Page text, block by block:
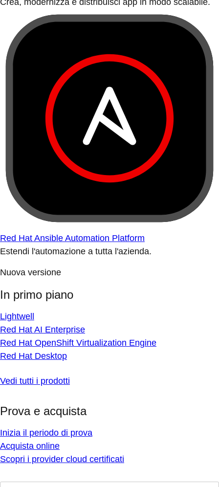
Crea, modernizza e distribuisci app in modo scalabile.
Red Hat Ansible Automation Platform
Estendi l'automazione a tutta l'azienda.
Nuova versione
In primo piano
Lightwell
Red Hat AI Enterprise
Red Hat OpenShift Virtualization Engine
Red Hat Desktop
Vedi tutti i prodotti
Prova e acquista
Inizia il periodo di prova
Acquista online
Scopri i provider cloud certificati